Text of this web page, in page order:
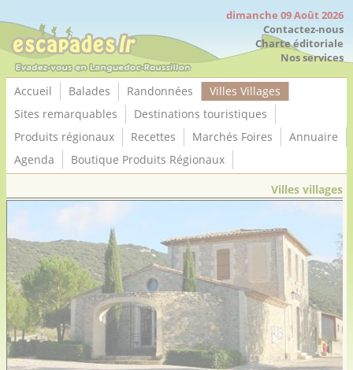
dimanche 09 Août 2026
Contactez-nous
Charte éditoriale
Nos services
Accueil Balades Randonnées
Villes Villages
Sites remarquables
Destinations touristiques
Produits régionaux
Recettes Marchés Foires
Annuaire
Agenda
Boutique Produits Régionaux
Villes villages